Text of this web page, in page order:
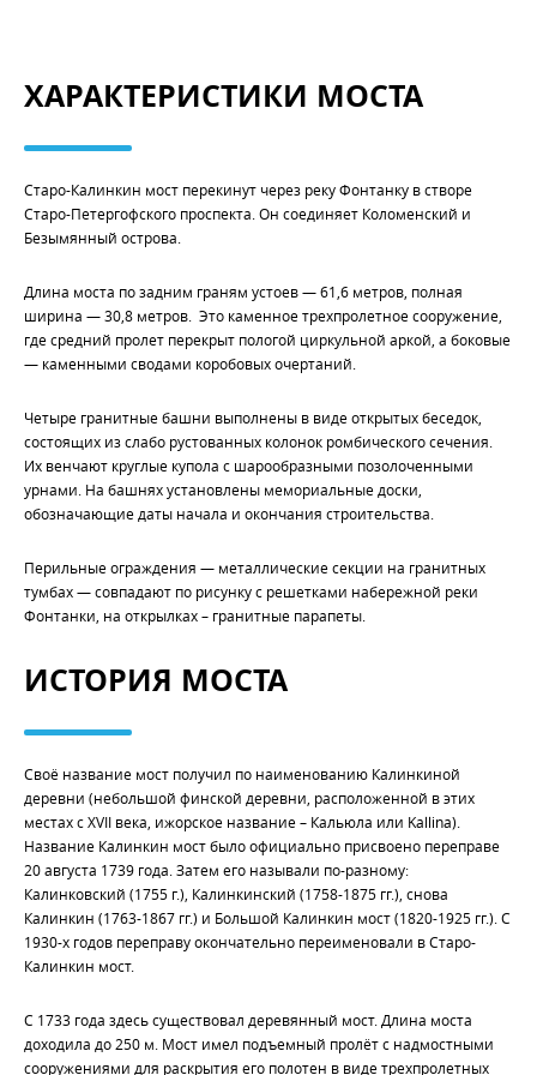
ХАРАКТЕРИСТИКИ МОСТА
Старо-Калинкин мост перекинут через реку Фонтанку в створе
Старо-Петергофского проспекта. Он соединяет Коломенский и
Безымянный острова.
Длина моста по задним граням устоев — 61,6 метров, полная
ширина — 30,8 метров. Это каменное трехпролетное сооружение,
где средний пролет перекрыт пологой циркульной аркой, а боковые
— каменными сводами коробовых очертаний.
Четыре гранитные башни выполнены в виде открытых беседок,
состоящих из слабо рустованных колонок ромбического сечения.
Их венчают круглые купола с шарообразными позолоченными
урнами. На башнях установлены мемориальные доски,
обозначающие даты начала и окончания строительства.
Перильные ограждения — металлические секции на гранитных
тумбах — совпадают по рисунку с решетками набережной реки
Фонтанки, на открылках – гранитные парапеты.
ИСТОРИЯ МОСТА
Своё название мост получил по наименованию Калинкиной
деревни (небольшой финской деревни, расположенной в этих
местах с XVII века, ижорское название – Кальюла или Kallina).
Название Калинкин мост было официально присвоено переправе
20 августа 1739 года. Затем его называли по-разному:
Калинковский (1755 г.), Калинкинский (1758-1875 гг.), снова
Калинкин (1763-1867 гг.) и Большой Калинкин мост (1820-1925 гг.). С
1930-х годов переправу окончательно переименовали в Старо-
Калинкин мост.
С 1733 года здесь существовал деревянный мост. Длина моста
доходила до 250 м. Мост имел подъемный пролёт с надмостными
сооружениями для раскрытия его полотен в виде трехпролетных